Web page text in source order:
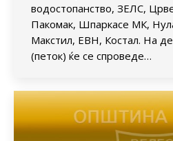
водостопанство, ЗЕЛС,
Пакомак, Шпаркасе МК,
Макстил, ЕВН, Костал. На
(петок) ќе се спроведе…